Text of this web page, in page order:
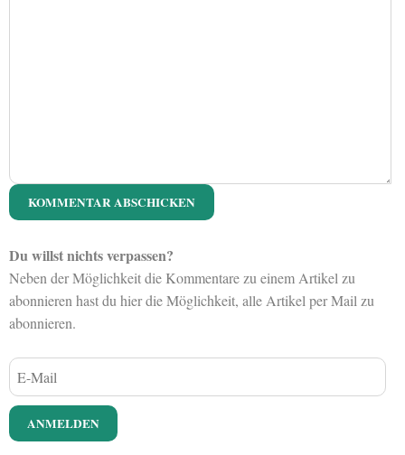
Du willst nichts verpassen?
Neben der Möglichkeit die Kommentare zu einem Artikel zu
abonnieren hast du hier die Möglichkeit, alle Artikel per Mail zu
abonnieren.